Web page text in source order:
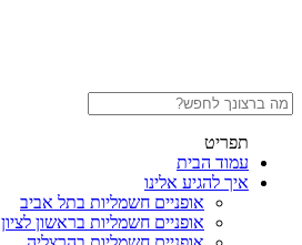
תפריט
עמוד הבית
איך להגיע אלינו
אופניים חשמליות בתל אביב
אופניים חשמליות בראשון לציון